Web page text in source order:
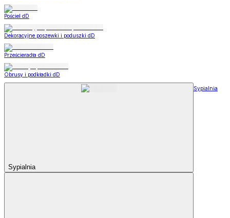
Pościel dD
Dekoracyjne poszewki i poduszki dD
Prześcieradła dD
Obrusy i podkładki dD
Sypialnia
Sypialnia